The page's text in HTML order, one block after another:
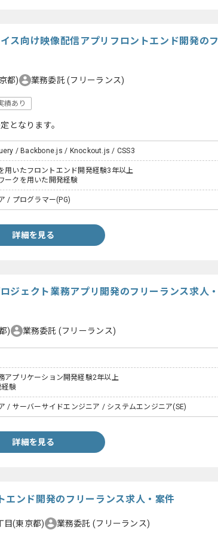
ス向け映像配信アプリフロントエンド開発のフ
都) 業務委託(フリーランス)
績あり
となります。
/ Backbone.js / Knockout.js / CSS3
用いたフロントエンド開発経験3年以上
ークを用いた開発経験
/ プログラマー(PG)
詳細を見る
ジェクト業務アプリ開発のフリーランス求人・
) 業務委託 (フリーランス)
アプリケーション開発経験2年以上
経験
/ サーバーサイドエンジニア / システムエンジニア(SE)
詳細を見る
エンド開発のフリーランス求人・案件
目(東京都) 業務委託(フリーランス)